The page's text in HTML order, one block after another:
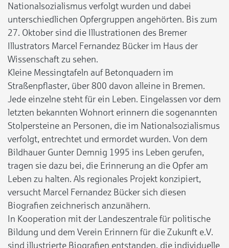
Nationalsozialismus verfolgt wurden und dabei
unterschiedlichen Opfergruppen angehörten. Bis zum
27. Oktober sind die Illustrationen des Bremer
Illustrators Marcel Fernandez Bücker im Haus der
Wissenschaft zu sehen.
Kleine Messingtafeln auf Betonquadern im
Straßenpflaster, über 800 davon alleine in Bremen.
Jede einzelne steht für ein Leben. Eingelassen vor dem
letzten bekannten Wohnort erinnern die sogenannten
Stolpersteine an Personen, die im Nationalsozialismus
verfolgt, entrechtet und ermordet wurden. Von dem
Bildhauer Gunter Demnig 1995 ins Leben gerufen,
tragen sie dazu bei, die Erinnerung an die Opfer am
Leben zu halten. Als regionales Projekt konzipiert,
versucht Marcel Fernandez Bücker sich diesen
Biografien zeichnerisch anzunähern.
In Kooperation mit der Landeszentrale für politische
Bildung und dem Verein Erinnern für die Zukunft e.V.
sind illustrierte Biografien entstanden, die individuelle